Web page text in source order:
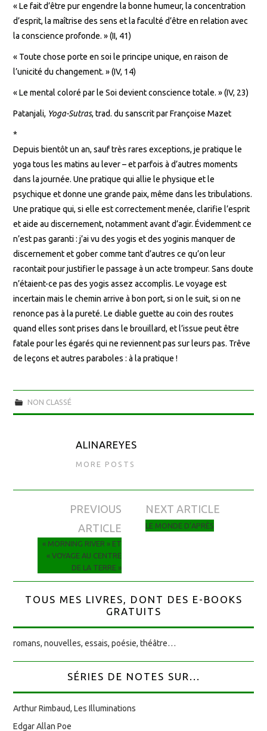
« Le fait d’être pur engendre la bonne humeur, la concentration
d’esprit, la maîtrise des sens et la faculté d’être en relation avec
la conscience profonde. » (II, 41)
« Toute chose porte en soi le principe unique, en raison de
l’unicité du changement. » (IV, 14)
« Le mental coloré par le Soi devient conscience totale. » (IV, 23)
Patanjali, Yoga-Sutras, trad. du sanscrit par Françoise Mazet
*
Depuis bientôt un an, sauf très rares exceptions, je pratique le
yoga tous les matins au lever – et parfois à d’autres moments
dans la journée. Une pratique qui allie le physique et le
psychique et donne une grande paix, même dans les tribulations.
Une pratique qui, si elle est correctement menée, clarifie l’esprit
et aide au discernement, notamment avant d’agir. Évidemment ce
n’est pas garanti : j’ai vu des yogis et des yoginis manquer de
discernement et gober comme tant d’autres ce qu’on leur
racontait pour justifier le passage à un acte trompeur. Sans doute
n’étaient-ce pas des yogis assez accomplis. Le voyage est
incertain mais le chemin arrive à bon port, si on le suit, si on ne
renonce pas à la pureté. Le diable guette au coin des routes
quand elles sont prises dans le brouillard, et l’issue peut être
fatale pour les égarés qui ne reviennent pas sur leurs pas. Trêve
de leçons et autres paraboles : à la pratique !
NON CLASSÉ
ALINAREYES
MORE POSTS
Navigation des articles
PREVIOUS
ARTICLE
« MORNING RIVER » ET
« VOYAGE AU CENTRE
DE LA TERRE »
NEXT ARTICLE
LE MONDE D’APRÈS
TOUS MES LIVRES, DONT DES E-BOOKS
GRATUITS
romans, nouvelles, essais, poésie, théâtre…
SÉRIES DE NOTES SUR...
Arthur Rimbaud, Les Illuminations
Edgar Allan Poe